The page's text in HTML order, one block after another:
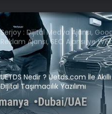
UETDS Nedir ? Uetds.com İle Akıllı
Dijital Taşımacılık Yazılımı
Lastiksanayi.com: 2026 Mobil
Kompresör Seçim Rehberi ve
Verimlilik Analizi